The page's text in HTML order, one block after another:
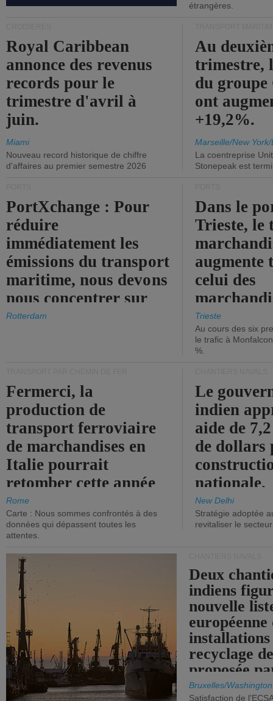
étrangères.
Royal Caribbean
annonce des revenus
records pour le
trimestre d'avril à
juin.
Miami
Nouveau record historique de chiffre
d'affaires au premier semestre 2026
Au
trimestre,
du
ont
+19,2%.
Marseille/New
La coentreprise
Stonepeak est
PortXchange : Pour
réduire
immédiatement les
émissions du transport
maritime, nous devons
nous concentrer sur
les ports.
Rotterdam
Dans le
Trieste, le
augmente
celui des
diminue.
Trieste
Au cours des six
le trafic à
%.
Fermerci, la
production de
transport ferroviaire
de marchandises en
Italie pourrait
retomber cette année
aux niveaux de 2015.
Rome
Carte : Nous sommes confrontés à des
données qui dépassent toutes les
attentes.
Le
indien
aide de
de dollars
nationale.
New Delhi
Stratégie adoptée
revitaliser le secteur
Deux
indiens
nouvelle
européenne
installations
recyclage
proposée
Bruxelles/Washington
Satisfaction de